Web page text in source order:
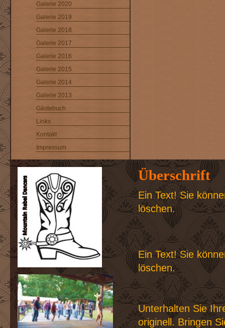
Galerie 2020
Galerie 2019
Galerie 2018
Galerie 2017
Galerie 2016
Galerie 2015
Galerie 2014
Galerie 2013
Gästebuch
Links
Kontakt
Impressum
Überschrift
Ein Text! Sie
löschen.
Ein Text! Sie
löschen.
Unterhalten Sie
originell. Bringen